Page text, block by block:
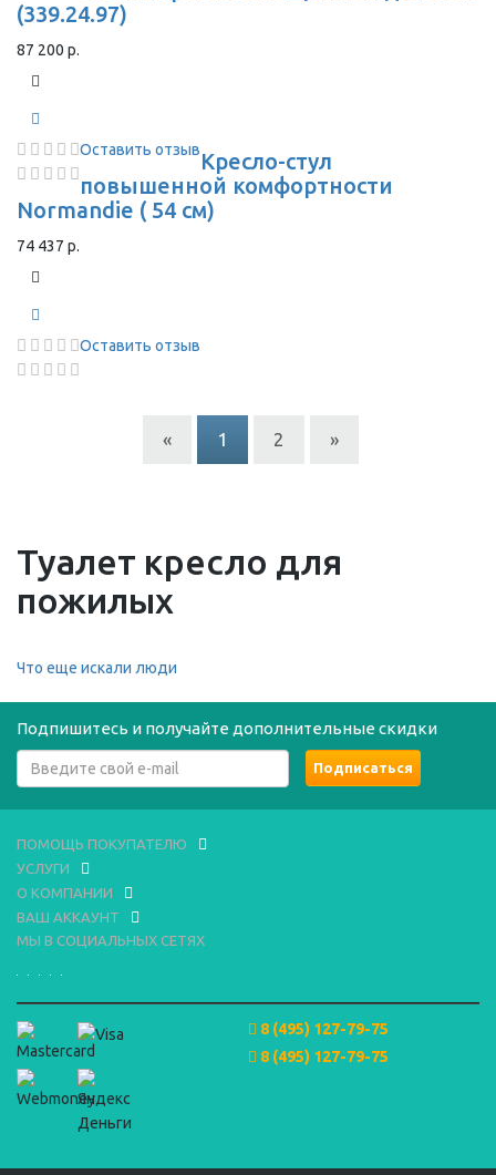
(339.24.97)
87 200 р.
Оставить отзывКресло-стул
повышенной комфортности
Normandie ( 54 см)
74 437 р.
Оставить отзыв
« 1 2 »
Туалет кресло для
пожилых
Что еще искали люди
Подпишитесь и получайте дополнительные скидки
ПОМОЩЬ ПОКУПАТЕЛЮ
УСЛУГИ
О КОМПАНИИ
ВАШ АККАУНТ
МЫ В СОЦИАЛЬНЫХ СЕТЯХ
8 (495) 127-79-75
8 (495) 127-79-75